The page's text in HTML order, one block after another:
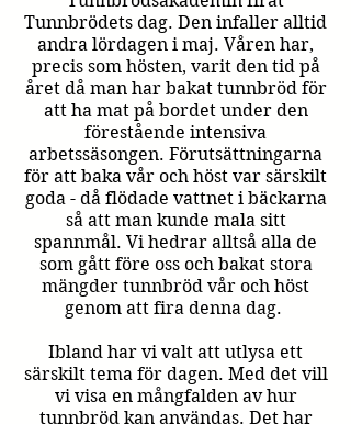
Tunnbrödets dag. Den infaller alltid
andra lördagen i maj. Våren har,
precis som hösten, varit den tid på
året då man har bakat tunnbröd för
att ha mat på bordet under den
förestående intensiva
arbetssäsongen. Förutsättningarna
för att baka vår och höst var särskilt
goda - då flödade vattnet i bäckarna
så att man kunde mala sitt
spannmål. Vi hedrar alltså alla de
som gått före oss och bakat stora
mängder tunnbröd vår och höst
genom att fira denna dag.
Ibland har vi valt att utlysa ett
särskilt tema för dagen. Med det vill
vi visa en mångfalden av hur
tunnbröd kan användas. Det har